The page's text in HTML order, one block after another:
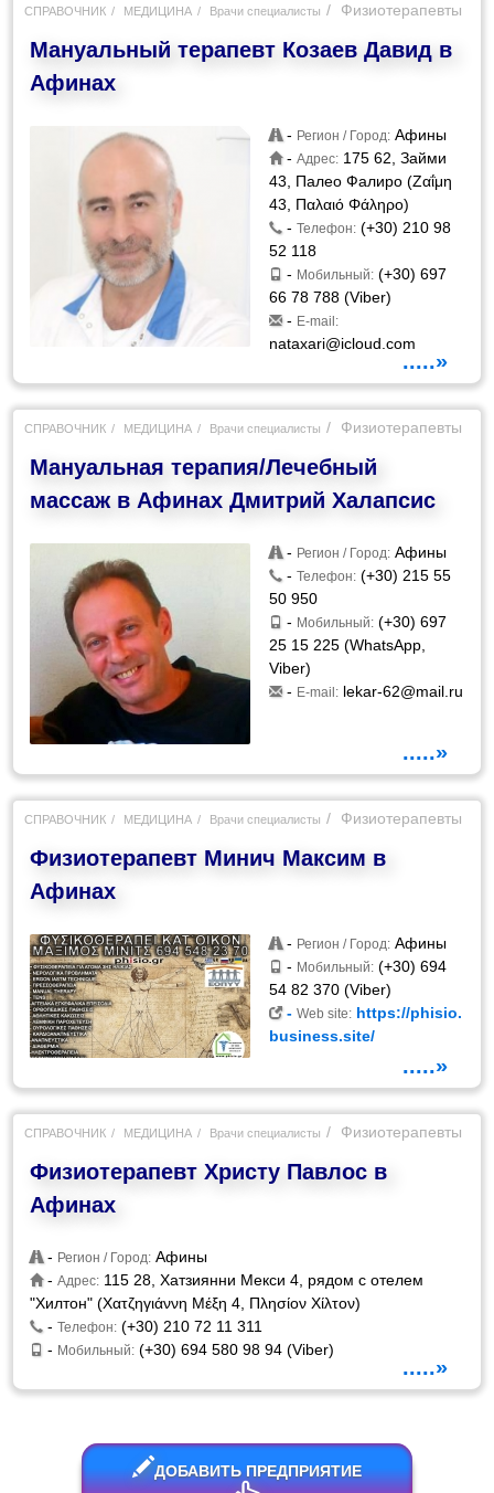
СПРАВОЧНИК МЕДИЦИНА Врачи специалисты Физиотерапевты
Мануальный терапевт Козаев Давид в
Афинах
- Регион / Город: Афины
-Адрес: 175 62, Займи
43, Палео Фалиро (Ζαΐμη
43, Παλαιό Φάληρο)
-Телефон: (+30) 210 98
52 118
- Мобильный: (+30) 697
66 78 788 (Viber)
- E-mail:
nataxari@icloud.com
.....»
СПРАВОЧНИК МЕДИЦИНА Врачи специалисты Физиотерапевты
Мануальная терапия/Лечебный
массаж в Афинах Дмитрий Халапсис
- Регион / Город: Афины
-Телефон: (+30) 215 55
50 950
- Мобильный: (+30) 697
25 15 225 (WhatsApp,
Viber)
- E-mail: lekar-62@mail.ru
.....»
СПРАВОЧНИК МЕДИЦИНА Врачи специалисты Физиотерапевты
Физиотерапевт Минич Максим в
Афинах
- Регион / Город: Афины
- Мобильный: (+30) 694
54 82 370 (Viber)
-Web site: https://phisio.
business.site/
.....»
СПРАВОЧНИК МЕДИЦИНА Врачи специалисты Физиотерапевты
Физиотерапевт Христу Павлос в
Афинах
- Регион / Город: Афины
-Адрес: 115 28, Хатзиянни Мекси 4, рядом с отелем
"Хилтон" (Χατζηγιάννη Μέξη 4, Πλησίον Χίλτον)
-Телефон: (+30) 210 72 11 311
- Мобильный: (+30) 694 580 98 94 (Viber)
.....»
ДОБАВИТЬ ПРЕДПРИЯТИЕ